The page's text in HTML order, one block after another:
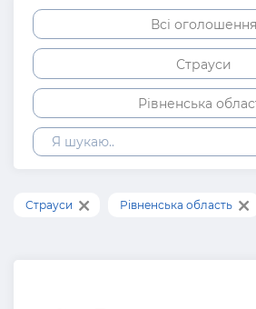
Всі оголошення
Страуси
Рівненська
Страуси Рівненська область